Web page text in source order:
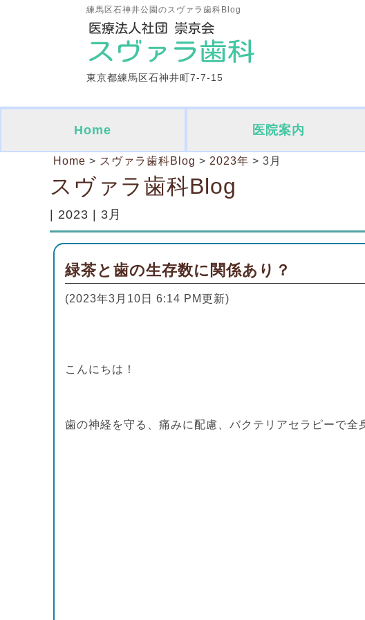
練馬区石神井公園のスヴァラ歯科Blog
東京都練馬区石神井町7-7-15
Home 医院案内
Home > スヴァラ歯科Blog > 2023年 > 3月
スヴァラ歯科Blog
| 2023 | 3月
緑茶と歯の生存数に関係あり？
(2023年3月10日 6:14 PM更新)
こんにちは！
歯の神経を守る、痛みに配慮、バクテリアセラピーで